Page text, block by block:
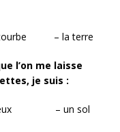
– la terre
l’on me laisse
je suis :
– un sol